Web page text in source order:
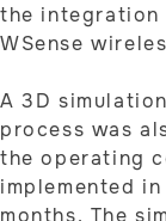
the integration
WSense
A 3D
process was
the operating
implemented
months. The